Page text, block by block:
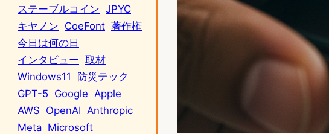
ステーブルコイン JPYC
キヤノン CoeFont 著作権
今日は何の日
インタビュー 取材
Windows11
防災テック
GPT-5 Google Apple
AWS OpenAI Anthropic
Meta Microsoft